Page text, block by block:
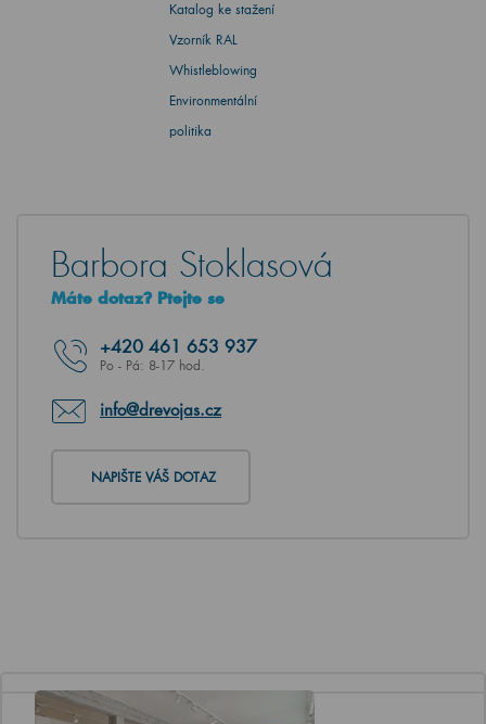
Katalog ke stažení
Vzorník RAL
Whistleblowing
Environmentální
politika
Barbora Stoklasová
Máte dotaz? Ptejte se
+420 461 653 937
Po - Pá: 8-17 hod.
info@drevojas.cz
NAPIŠTE VÁŠ DOTAZ